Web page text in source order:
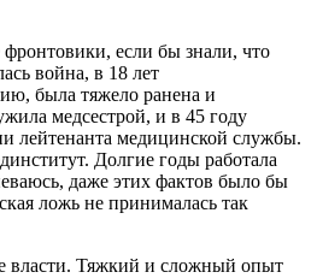
если бы знали, что
война, в 18 лет
была тяжело ранена и
медсестрой, и в 45 году
лейтенанта медицинской службы.
Долгие годы работала
даже этих фактов было бы
ложь не принималась так
власти. Тяжкий и сложный опыт